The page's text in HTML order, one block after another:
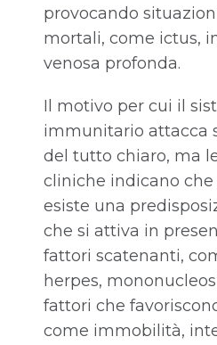
provocando
mortali, come ictus,
venosa profonda.
Il motivo per cui il
immunitario attacca
del tutto chiaro, ma
cliniche indicano
esiste una
che si attiva in
fattori scatenanti,
herpes,
fattori che
come immobilità,